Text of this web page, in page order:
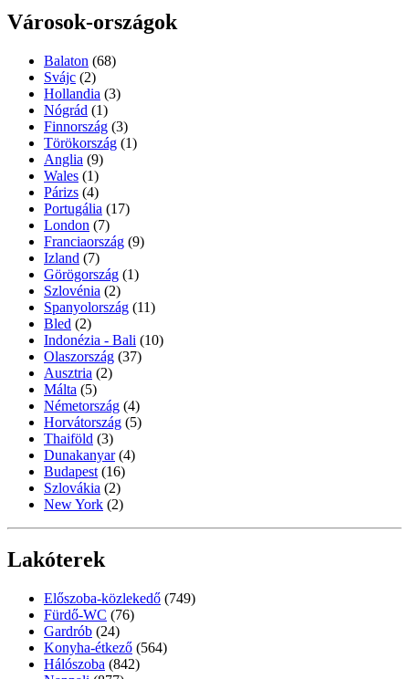
Városok-országok
Balaton (68)
Svájc (2)
Hollandia (3)
Nógrád (1)
Finnország (3)
Törökország (1)
Anglia (9)
Wales (1)
Párizs (4)
Portugália (17)
London (7)
Franciaország (9)
Izland (7)
Görögország (1)
Szlovénia (2)
Spanyolország (11)
Bled (2)
Indonézia - Bali (10)
Olaszország (37)
Ausztria (2)
Málta (5)
Németország (4)
Horvátország (5)
Thaiföld (3)
Dunakanyar (4)
Budapest (16)
Szlovákia (2)
New York (2)
Lakóterek
Előszoba-közlekedő (749)
Fürdő-WC (76)
Gardrób (24)
Konyha-étkező (564)
Hálószoba (842)